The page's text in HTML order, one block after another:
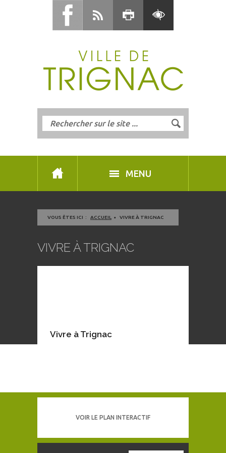
MENU
VOUS ÊTES ICI : ACCUEIL VIVRE À TRIGNAC
VIVRE À TRIGNAC
Vivre à Trignac
VOIR LE PLAN INTERACTIF